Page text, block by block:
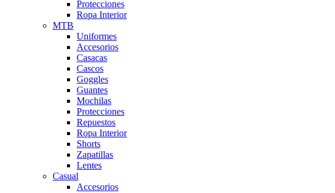
Protecciones
Ropa Interior
MTB
Uniformes
Accesorios
Casacas
Cascos
Goggles
Guantes
Mochilas
Protecciones
Repuestos
Ropa Interior
Shorts
Zapatillas
Lentes
Casual
Accesorios